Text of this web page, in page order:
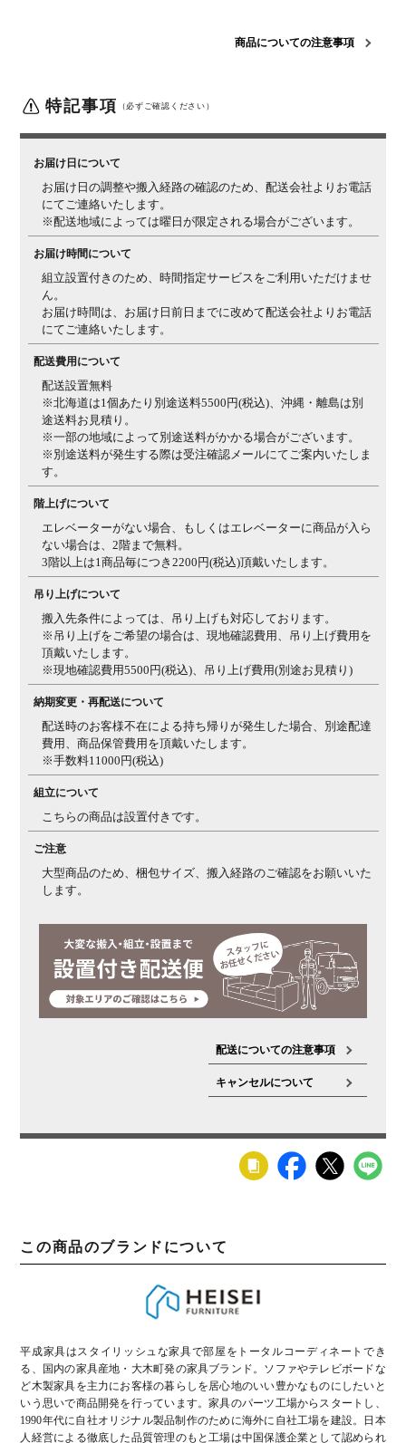
幅800×奥行410×高さ850mm
備考 可動棚 / 2枚付き(6段階60mmピッチ)
ご注意
この商品は天然木を使用しているため、木目や節、色味
商品ページの写真と異なる場合がございますので、予め
ご了承ください。
商品についての注意事項
特記事項 （必ずご確認ください）
お届け日について
お届け日の調整や搬入経路の確認のため、配送会社よりお電話
にてご連絡いたします。
※配送地域によっては曜日が限定される場合がございます。
お届け時間について
組立設置付きのため、時間指定サービスをご利用いただけませ
ん。
お届け時間は、お届け日前日までに改めて配送会社よりお電話
にてご連絡いたします。
配送費用について
配送設置無料
※北海道は1個あたり別途送料5500円(税込)、沖縄・離島は別
途送料お見積り。
※一部の地域によって別途送料がかかる場合がございます。
※別途送料が発生する際は受注確認メールにてご案内いたしま
す。
階上げについて
エレベーターがない場合、もしくはエレベーターに商品が入ら
ない場合は、2階まで無料。
3階以上は1商品毎につき2200円(税込)頂戴いたします。
吊り上げについて
搬入先条件によっては、吊り上げも対応しております。
※吊り上げをご希望の場合は、現地確認費用、吊り上げ費用を
頂戴いたします。
※現地確認費用5500円(税込)、吊り上げ費用(別途お見積り)
納期変更・再配送について
配送時のお客様不在による持ち帰りが発生した場合、別途配達
費用、商品保管費用を頂戴いたします。
※手数料11000円(税込)
組立について
こちらの商品は設置付きです。
ご注意
大型商品のため、梱包サイズ、搬入経路のご確認をお願いいた
します。
配送についての注意事項
キャンセルについて
この商品のブランドについて
平成家具はスタイリッシュな家具で部屋をトータルコーディネートでき
る、国内の家具産地・大木町発の家具ブランド。ソファやテレビボードな
ど木製家具を主力にお客様の暮らしを居心地のいい豊かなものにしたいと
いう思いで商品開発を行っています。家具のパーツ工場からスタートし、
1990年代に自社オリジナル製品制作のために海外に自社工場を建設。日本
人経営による徹底した品質管理のもと工場は中国保護企業として認められ